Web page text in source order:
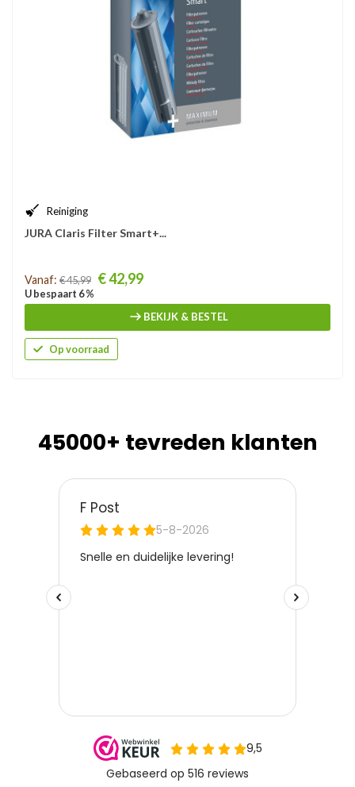
Reiniging
JURA Claris Filter Smart+...
Prijs
Vanaf: € 45,99 € 42,99
U bespaart 6 %
BEKIJK & BESTEL
Op voorraad
45000+ tevreden klanten